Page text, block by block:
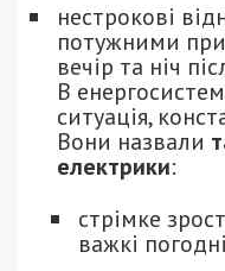
нестрокові
потужними
вечір та ніч
В
ситуація,
Вони назвали
електрики:
стрімке
важкі